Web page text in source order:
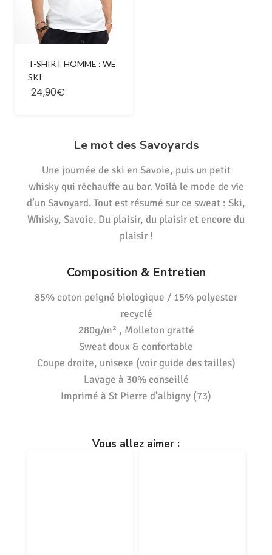
T-SHIRT HOMME : WE
SKI
24,90€
Le mot des Savoyards
Une journée de ski en Savoie, puis un petit
whisky qui réchauffe au bar. Voilà le mode de vie
d’un Savoyard. Tout est résumé sur ce sweat : Ski,
Whisky, Savoie. Du plaisir, du plaisir et encore du
plaisir !
Composition & Entretien
85% coton peigné biologique / 15% polyester
recyclé
280g/m² , Molleton gratté
Sweat doux & confortable
Coupe droite, unisexe (voir guide des tailles)
Lavage à 30% conseillé
Imprimé à St Pierre d’albigny (73)
Vous allez aimer :